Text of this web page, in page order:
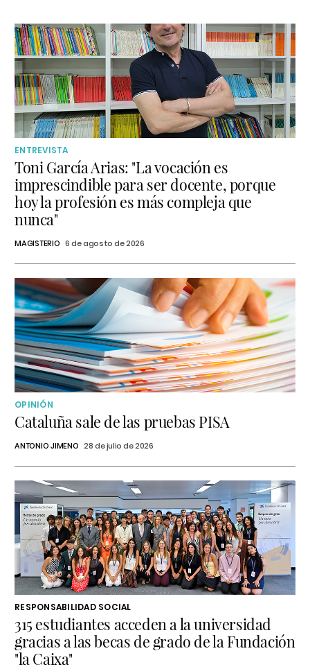
ENTREVISTA
Toni García Arias: "La vocación es
imprescindible para ser docente, porque
hoy la profesión es más compleja que
nunca"
MAGISTERIO 6 de agosto de 2026
OPINIÓN
Cataluña sale de las pruebas PISA
ANTONIO JIMENO 28 de julio de 2026
RESPONSABILIDAD SOCIAL
315 estudiantes acceden a la universidad
gracias a las becas de grado de la Fundación
"la Caixa"